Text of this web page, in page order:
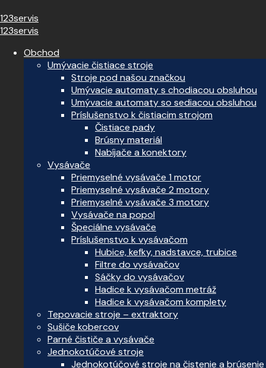
123servis
123servis
Obchod
Umývacie čistiace stroje
Stroje pod našou značkou
Umývacie automaty s chodiacou obsluhou
Umývacie automaty so sediacou obsluhou
Príslušenstvo k čistiacim strojom
Čistiace pady
Brúsny materiál
Nabíjače a konektory
Vysávače
Priemyselné vysávače 1 motor
Priemyselné vysávače 2 motory
Priemyselné vysávače 3 motory
Vysávače na popol
Špeciálne vysávače
Príslušenstvo k vysávačom
Hubice, kefky, nadstavce, trubice
Filtre do vysávačov
Sáčky do vysávačov
Hadice k vysávačom metráž
Hadice k vysávačom komplety
Tepovacie stroje – extraktory
Sušiče kobercov
Parné čističe a vysávače
Jednokotúčové stroje
Jednokotúčové stroje na čistenie a brúsenie